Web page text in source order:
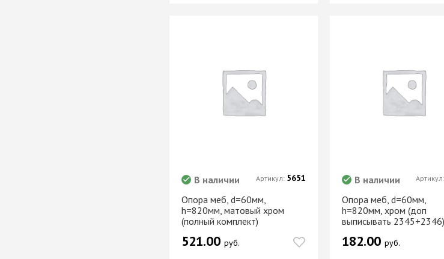
вентиляционные
Клей-расплав
Опора меб, d=60мм,
h=820мм, матовый хром
(полный комплект)
В наличии
521.00 руб.
Артикул: 5651
Опора меб, d=60мм,
h=820мм, хром (доп
выписывать 2345+2346)
В наличии
182.00 руб.